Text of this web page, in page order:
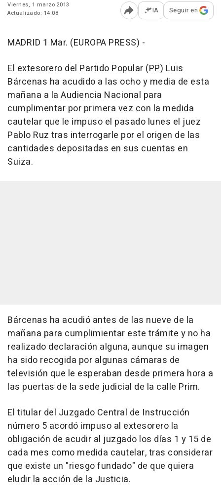
Viernes, 1 marzo 2013
Actualizado: 14:08
Abrir opciones para
IA Seguir en
MADRID 1 Mar. (EUROPA PRESS) -
El extesorero del Partido Popular (PP) Luis
Bárcenas ha acudido a las ocho y media de esta
mañana a la Audiencia Nacional para
cumplimentar por primera vez con la medida
cautelar que le impuso el pasado lunes el juez
Pablo Ruz tras interrogarle por el origen de las
cantidades depositadas en sus cuentas en
Suiza.
Bárcenas ha acudió antes de las nueve de la
mañana para cumplimientar este trámite y no ha
realizado declaración alguna, aunque su imagen
ha sido recogida por algunas cámaras de
televisión que le esperaban desde primera hora a
las puertas de la sede judicial de la calle Prim.
El titular del Juzgado Central de Instrucción
número 5 acordó impuso al extesorero la
obligación de acudir al juzgado los días 1 y 15 de
cada mes como medida cautelar, tras considerar
que existe un "riesgo fundado" de que quiera
eludir la acción de la Justicia.